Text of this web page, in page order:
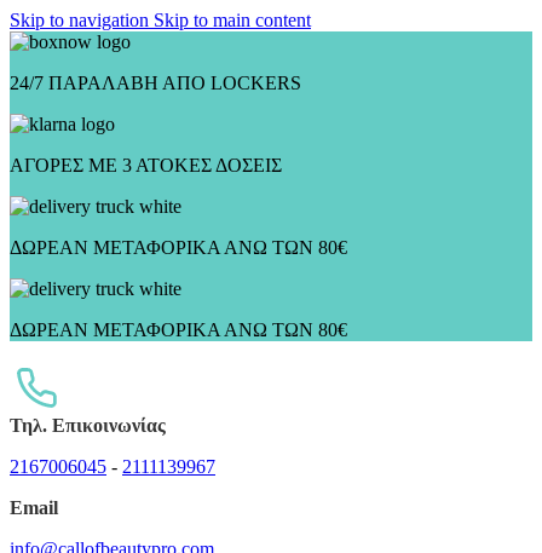
Skip to navigation Skip to main content
24/7 ΠΑΡΑΛΑΒΗ ΑΠΟ LOCKERS
ΑΓΟΡΕΣ ΜΕ 3 ΑΤΟΚΕΣ ΔΟΣΕΙΣ
ΔΩΡΕΑΝ ΜΕΤΑΦΟΡΙΚΑ ΑΝΩ ΤΩΝ 80€
ΔΩΡΕΑΝ ΜΕΤΑΦΟΡΙΚΑ ΑΝΩ ΤΩΝ 80€
Τηλ. Επικοινωνίας
2167006045 - 2111139967
Email
info@callofbeautypro.com